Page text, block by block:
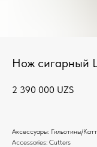
Нож сигарный
2 390 000 UZS
Аксессуары: Гильотины/
Accessories: Cutters